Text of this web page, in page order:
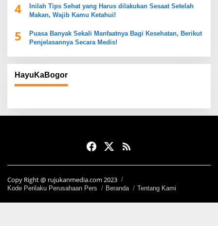
4
Inilah Tips Sehat yang Harus dilakukan Sesaat Setelah
Makan, Wajib Kamu Ketahui!
5
Puasa Banyak Sekali Manfaatnya Bagi Kesehatan, Berikut
Penjelasannya Secara Medis!
HayuKaBogor
Copy Right @ rujukanmedia.com 2023
Kode Perilaku Perusahaan Pers Beranda Tentang Kami